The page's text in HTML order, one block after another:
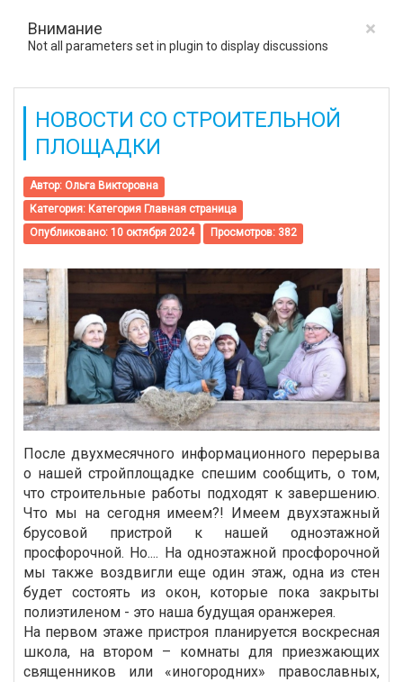
×
Внимание
Not all parameters set in plugin to display discussions
НОВОСТИ СО СТРОИТЕЛЬНОЙ
ПЛОЩАДКИ
Автор: Ольга Викторовна
Категория: Категория Главная страница
Опубликовано: 10 октября 2024
Просмотров: 382
После двухмесячного информационного перерыва
о нашей стройплощадке спешим сообщить, о том,
что строительные работы подходят к завершению.
Что мы на сегодня имеем?! Имеем двухэтажный
брусовой пристрой к нашей одноэтажной
просфорочной. Но.... На одноэтажной просфорочной
мы также воздвигли еще один этаж, одна из стен
будет состоять из окон, которые пока закрыты
полиэтиленом - это наша будущая оранжерея.
На первом этаже пристроя планируется воскресная
школа, на втором – комнаты для приезжающих
священников или «иногородних» православных,